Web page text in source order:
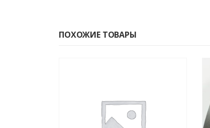
ПОХОЖИЕ ТОВАРЫ